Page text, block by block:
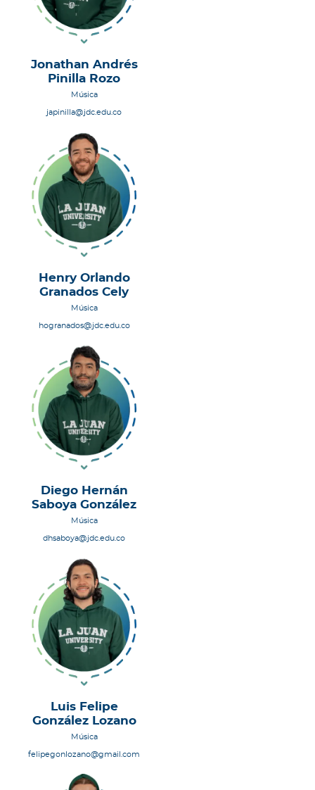
Jonathan Andrés
Pinilla Rozo
Música
japinilla@jdc.edu.co
Henry Orlando
Granados Cely
Música
hogranados@jdc.edu.co
Diego Hernán
Saboya González
Música
dhsaboya@jdc.edu.co
Luis Felipe
González Lozano
Música
felipegonlozano@gmail.com